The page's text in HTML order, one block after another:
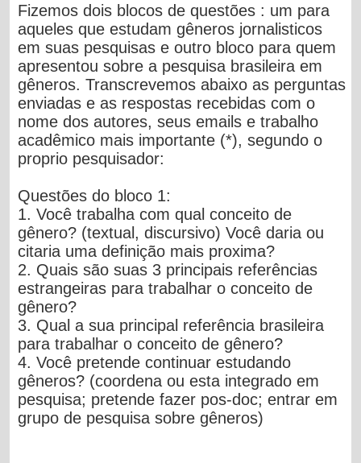
Fizemos dois blocos de questões : um para
aqueles que estudam gêneros jornalisticos
em suas pesquisas e outro bloco para quem
apresentou sobre a pesquisa brasileira em
gêneros. Transcrevemos abaixo as perguntas
enviadas e as respostas recebidas com o
nome dos autores, seus emails e trabalho
acadêmico mais importante (*), segundo o
proprio pesquisador:
Questões do bloco 1:
1. Você trabalha com qual conceito de
gênero? (textual, discursivo) Você daria ou
citaria uma definição mais proxima?
2. Quais são suas 3 principais referências
estrangeiras para trabalhar o conceito de
gênero?
3. Qual a sua principal referência brasileira
para trabalhar o conceito de gênero?
4. Você pretende continuar estudando
gêneros? (coordena ou esta integrado em
pesquisa; pretende fazer pos-doc; entrar em
grupo de pesquisa sobre gêneros)